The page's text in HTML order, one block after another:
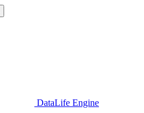
DataLife Engine